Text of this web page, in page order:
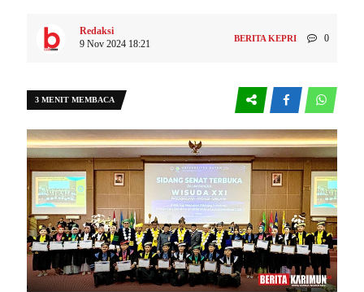
Redaksi
9 Nov 2024 18:21
BERITA KEPRI 0
3 MENIT MEMBACA